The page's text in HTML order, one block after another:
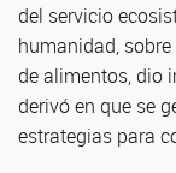
del servicio
humanidad,
de alimentos, dio
derivó en que se
estrategias para